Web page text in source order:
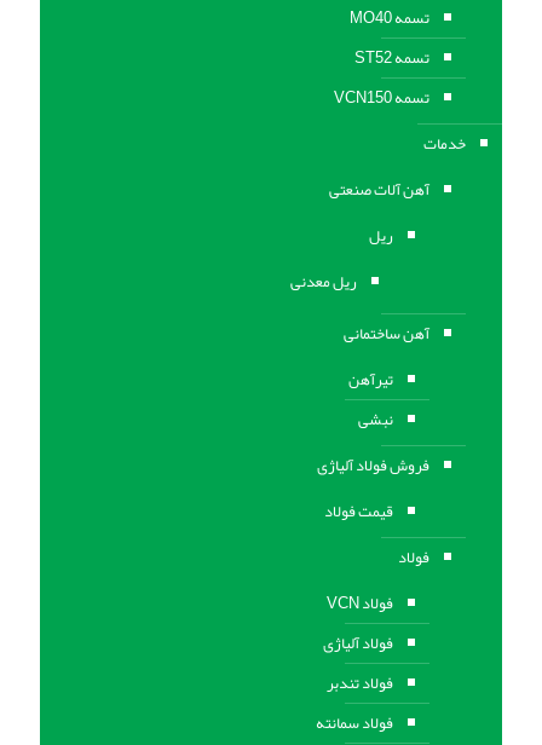
تسمه MO40
تسمه ST52
تسمه VCN150
خدمات
آهن آلات صنعتی
ریل
ریل معدنی
آهن ساختمانی
تیرآهن
نبشی
فروش فولاد آلیاژی
قیمت فولاد
فولاد
فولاد VCN
فولاد آلیاژی
فولاد تندبر
فولاد سمانته